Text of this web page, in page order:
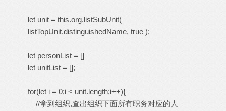
let unit = this.org.listSubUnit(
listTopUnit.distinguishedName, true );
let personList = []
let unitList = [];
for(let i = 0;i < unit.length;i++){
//拿到组织,查出组织下面所有职务对应的人